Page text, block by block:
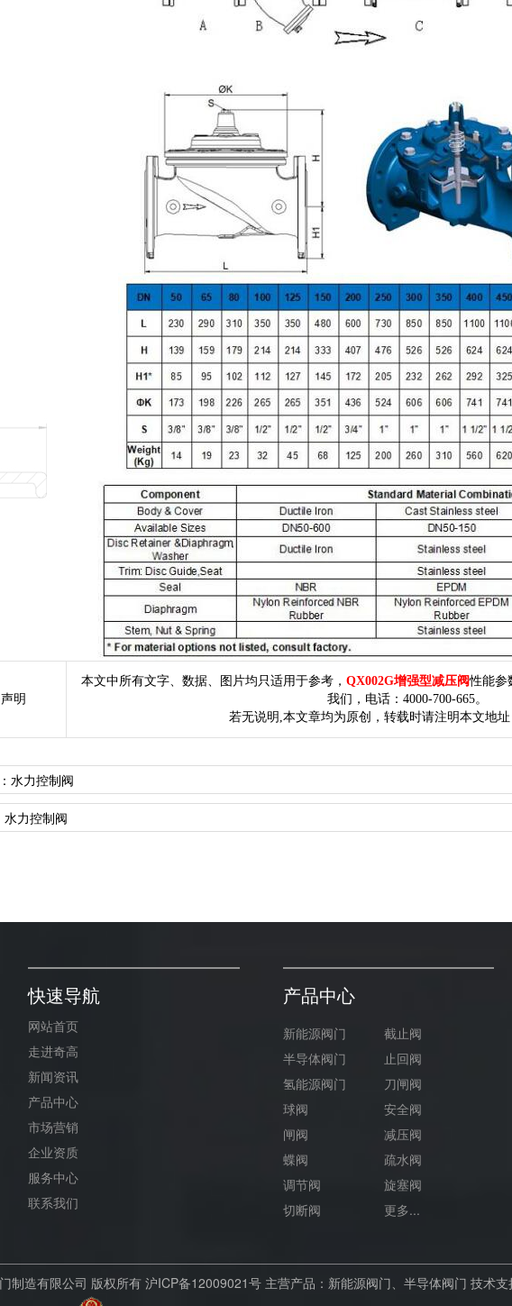
声明
本文中所有文字、数据、图片均只适用于参考， QX002G增强型减压阀性能参
我们，电话：4000-700-665。
若无说明,本文章均为原创，转载时请注明本文地址
水力控制阀
水力控制阀
快速导航
网站首页
走进奇高
新闻资讯
产品中心
市场营销
企业资质
服务中心
联系我们
产品中心
新能源阀门
半导体阀门
氢能源阀门
球阀
闸阀
蝶阀
调节阀
切断阀
截止阀
止回阀
刀闸阀
安全阀
减压阀
疏水阀
旋塞阀
更多...
制造有限公司 版权所有 沪ICP备12009021号 主营产品：新能源阀门、半导体阀门 技术